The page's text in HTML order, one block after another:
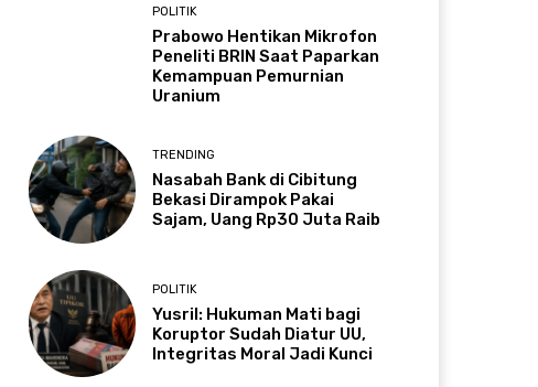
POLITIK
Prabowo Hentikan Mikrofon
Peneliti BRIN Saat Paparkan
Kemampuan Pemurnian
Uranium
TRENDING
Nasabah Bank di Cibitung
Bekasi Dirampok Pakai
Sajam, Uang Rp30 Juta Raib
POLITIK
Yusril: Hukuman Mati bagi
Koruptor Sudah Diatur UU,
Integritas Moral Jadi Kunci